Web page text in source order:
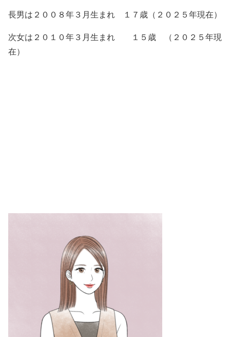
長男は２００８年３月生まれ １７歳（２０２５年現在）
次女は２０１０年３月生まれ １５歳 （２０２５年現
在）